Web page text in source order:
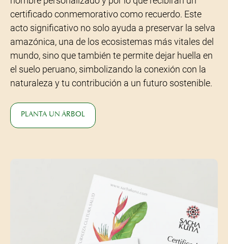
certificado conmemorativo como recuerdo. Este
acto significativo no solo ayuda a preservar la selva
amazónica, una de los ecosistemas más vitales del
mundo, sino que también te permite dejar huella en
el suelo peruano, simbolizando la conexión con la
naturaleza y tu contribución a un futuro sostenible.
PLANTA UN ÁRBOL